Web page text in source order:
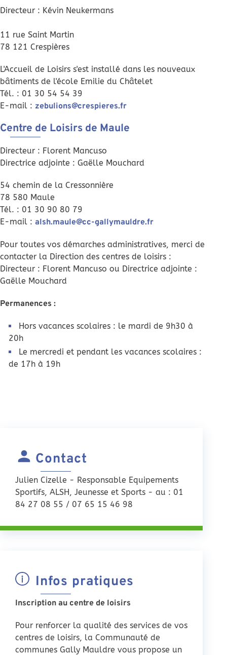
Directeur : Kévin Neukermans
11 rue Saint Martin
78 121 Crespières
L'Accueil de Loisirs s'est installé dans les nouveaux
bâtiments de l'école Emilie du Châtelet
Tél. : 01 30 54 54 39
E-mail : zebulions@crespieres.fr
Centre de Loisirs de Maule
Directeur : Florent Mancuso
Directrice adjointe : Gaëlle Mouchard
54 chemin de la Cressonnière
78 580 Maule
Tél. : 01 30 90 80 79
E-mail : alsh.maule@cc-gallymauldre.fr
Pour toutes vos démarches administratives, merci de
contacter la Direction des centres de loisirs :
Directeur : Florent Mancuso ou Directrice adjointe :
Gaëlle Mouchard
Permanences :
Hors vacances scolaires : le mardi de 9h30 à
20h
Le mercredi et pendant les vacances scolaires :
de 17h à 19h
Contact
Julien Cizelle - Responsable Equipements
Sportifs, ALSH, Jeunesse et Sports - au : 01
84 27 08 55 / 07 65 15 46 98
Infos pratiques
Inscription au centre de loisirs
Pour renforcer la qualité des services de vos
centres de loisirs, la Communauté de
communes Gally Mauldre vous propose un